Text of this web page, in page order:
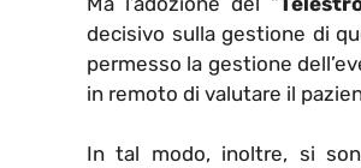
decisivo sulla gestione di
permesso la gestione
in remoto di valutare il
In tal modo, inoltre, si